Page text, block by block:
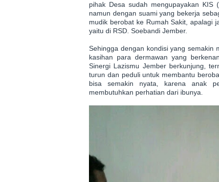
pihak Desa sudah mengupayakan KIS
namun dengan suami yang bekerja
mudik berobat ke Rumah Sakit, apalagi
yaitu di RSD. Soebandi Jember.
Sehingga dengan kondisi yang semakin
kasihan para dermawan yang
Sinergi Lazismu Jember berkunjung,
turun dan peduli untuk membantu
bisa semakin nyata, karena anak
membutuhkan perhatian dari ibunya.